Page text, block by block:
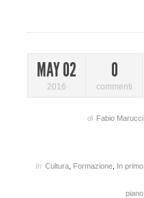
MAY 02
2016
0
commenti
di Fabio Marucci
In Cultura Formazione In primo
piano